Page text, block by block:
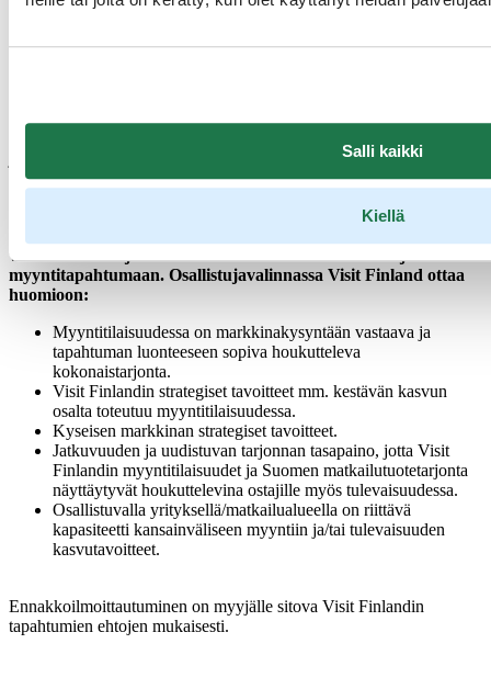
Salli kaikki
Kiellä
junalipun yhdelle henkilölle Pariisi-Lontoo. Osallistujat vastaavat
itse muista matkajärjestelyistään.
viimeistään sen jälkeen Visit Finland valitsee osallistujat
myyntitapahtumaan. Osallistujavalinnassa Visit Finland ottaa
huomioon:
Myyntitilaisuudessa on markkinakysyntään vastaava ja
tapahtuman luonteeseen sopiva houkutteleva
kokonaistarjonta.
Visit Finlandin strategiset tavoitteet mm. kestävän kasvun
osalta toteutuu myyntitilaisuudessa.
Kyseisen markkinan strategiset tavoitteet.
Jatkuvuuden ja uudistuvan tarjonnan tasapaino, jotta Visit
Finlandin myyntitilaisuudet ja Suomen matkailutuotetarjonta
näyttäytyvät houkuttelevina ostajille myös tulevaisuudessa.
Osallistuvalla yrityksellä/matkailualueella on riittävä
kapasiteetti kansainväliseen myyntiin ja/tai tulevaisuuden
kasvutavoitteet.
Ennakkoilmoittautuminen on myyjälle sitova Visit Finlandin
tapahtumien ehtojen mukaisesti.